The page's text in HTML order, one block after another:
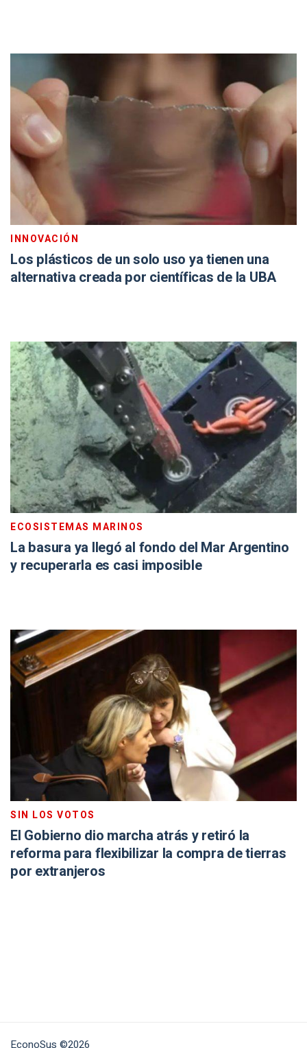
INNOVACIÓN
Los plásticos de un solo uso ya tienen una
alternativa creada por científicas de la UBA
ECOSISTEMAS MARINOS
La basura ya llegó al fondo del Mar Argentino
y recuperarla es casi imposible
SIN LOS VOTOS
El Gobierno dio marcha atrás y retiró la
reforma para flexibilizar la compra de tierras
por extranjeros
EconoSus ©2026